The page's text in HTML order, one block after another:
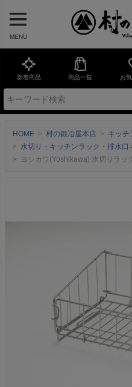
MENU
新着商品 商品一覧 お
HOME 村の鍛冶屋本店 キッチ
水切り・キッチンラック・排水口
ヨシカワ(Yoshikawa) 水切りラック 水切りかご 日本製 to Unify(ユニファイ) ミニ